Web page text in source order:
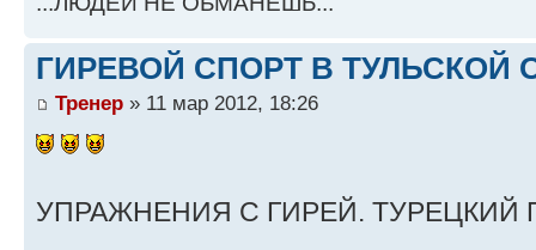
ГИРЕВОЙ СПОРТ В ТУЛЬСКОЙ
Тренер » 11 мар 2012, 18:26
УПРАЖНЕНИЯ С ГИРЕЙ. ТУРЕЦКИЙ